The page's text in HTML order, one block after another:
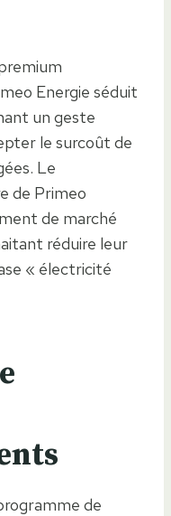
Energie séduit
un geste
le surcoût de
Le
de Primeo
de marché
réduire leur
« électricité
de